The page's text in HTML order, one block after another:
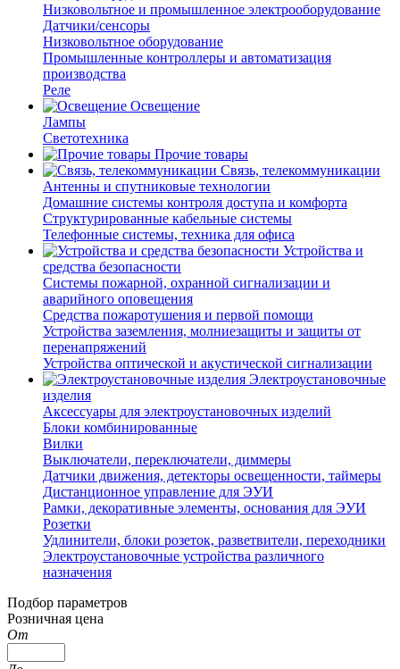
Низковольтное и промышленное электрооборудование
Датчики/сенсоры
Низковольтное оборудование
Промышленные контроллеры и автоматизация
производства
Реле
Освещение
Лампы
Светотехника
Прочие товары
Связь, телекоммуникации
Антенны и спутниковые технологии
Домашние системы контроля доступа и комфорта
Структурированные кабельные системы
Телефонные системы, техника для офиса
Устройства и
средства безопасности
Системы пожарной, охранной сигнализации и
аварийного оповещения
Средства пожаротушения и первой помощи
Устройства заземления, молниезащиты и защиты от
перенапряжений
Устройства оптической и акустической сигнализации
Электроустановочные
изделия
Аксессуары для электроустановочных изделий
Блоки комбинированные
Вилки
Выключатели, переключатели, диммеры
Датчики движения, детекторы освещенности, таймеры
Дистанционное управление для ЭУИ
Рамки, декоративные элементы, основания для ЭУИ
Розетки
Удлинители, блоки розеток, разветвители, переходники
Электроустановочные устройства различного
назначения
Подбор параметров
Розничная цена
От